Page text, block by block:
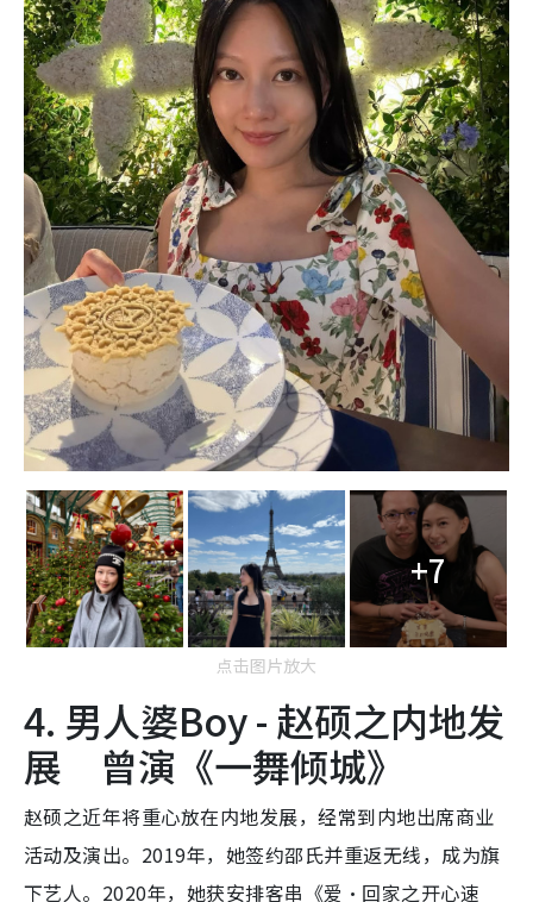
+7
点击图片放大
4. 男人婆Boy - 赵硕之内地发
展 曾演《一舞倾城》
赵硕之近年将重心放在内地发展，经常到内地出席商业
活动及演出。2019年，她签约邵氏并重返无线，成为旗
下艺人。2020年，她获安排客串《爱·回家之开心速